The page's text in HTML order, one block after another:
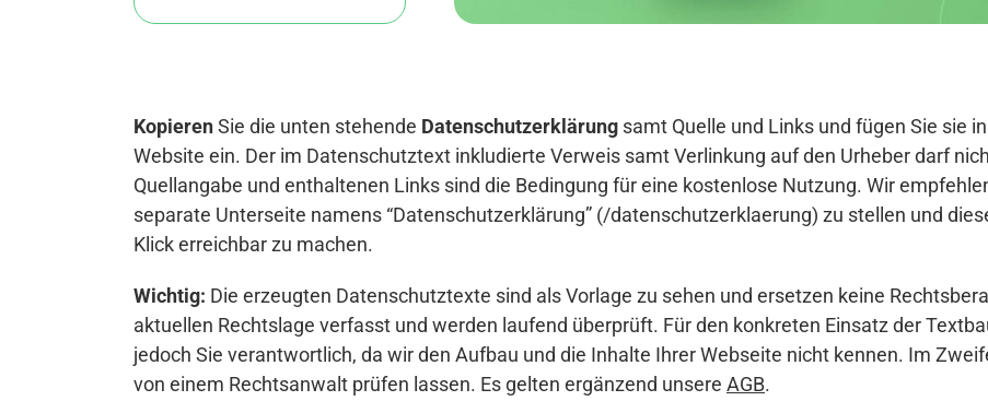
KopierenSie die unten stehende Datenschutzerklärung samt Quelle und Links und fügen Sie sie
Website ein. Der im Datenschutztext inkludierte Verweis samt Verlinkung auf den Urheber darf
Quellangabe und enthaltenen Links sind die Bedingung für eine kostenlose Nutzung. Wir
separate Unterseite namens “Datenschutzerklärung” (/datenschutzerklaerung) zu stellen und
Klick erreichbar zu machen.
Wichtig: Die erzeugten Datenschutztexte sind als Vorlage zu sehen und ersetzen keine
aktuellen Rechtslage verfasst und werden laufend überprüft. Für den konkreten Einsatz der
jedoch Sie verantwortlich, da wir den Aufbau und die Inhalte Ihrer Webseite nicht kennen. Im
von einem Rechtsanwalt prüfen lassen. Es gelten ergänzend unsere AGB.